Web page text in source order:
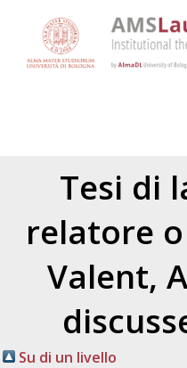
Tesi di
relatore
Valent,
Su di un livello